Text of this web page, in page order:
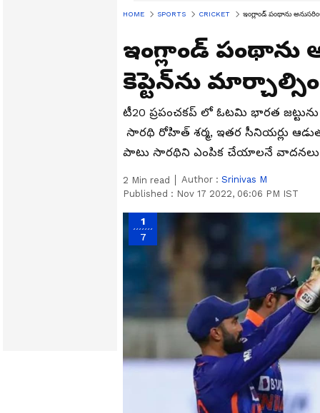
HOME SPORTS CRICKET ఇంగ్లాండ్ పంథాను
ఇంగ్లాండ్ పంథాను
కెప్టెన్‌ను
టీ20 ప్రపంచకప్ లో ఓటమి భారత
సారథి రోహిత్ శర్మ, ఇతర సీనియర్లు
పాటు సారథిని ఎంపిక చేయాలనే వాదనలు
2 Min read Author : Srinivas M
Published : Nov 17 2022, 06:06 PM IST
1
7